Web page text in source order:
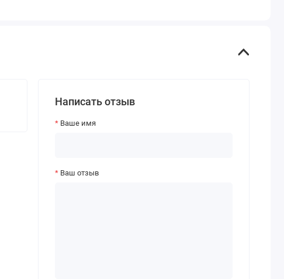
Написать отзыв
Ваше имя
Ваш отзыв